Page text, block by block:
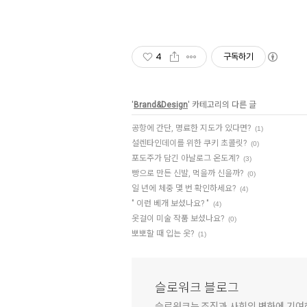
4 구독하기
'Brand&Design' 카테고리의 다른 글
공항에 간단, 명료한 지도가 있다면? (1)
설렌타인데이를 위한 쿠키 초콜릿? (0)
포도주가 담긴 아날로그 온도계? (3)
빵으로 만든 신발, 먹을까 신을까? (0)
일 년에 체중 몇 번 확인하세요? (4)
" 이런 베개 보셨나요? " (4)
옷걸이 미술 작품 보셨나요? (0)
뽀뽀할 때 입는 옷? (1)
슬로워크 블로그